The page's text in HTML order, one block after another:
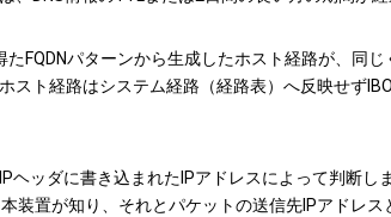
たFQDNパターンから生成したホスト経路が、同
スト経路はシステム経路（経路表）へ反映せず
ヘッダに書き込まれたIPアドレスによって判断
装置が知り、それとパケットの送信先IPアドレ